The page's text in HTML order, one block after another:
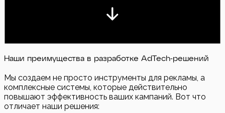
Наши преимущества в разработке AdTech-решений
Мы создаем не просто инструменты для рекламы, а
комплексные системы, которые действительно
повышают эффективность ваших кампаний. Вот что
отличает наши решения: